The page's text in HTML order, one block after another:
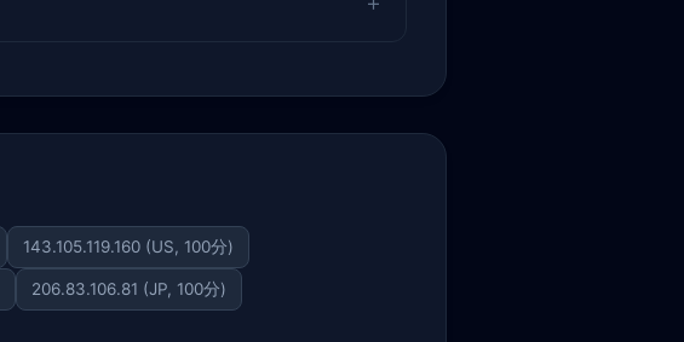
143.105.119.160 (US, 100分)
206.83.106.81 (JP, 100分)